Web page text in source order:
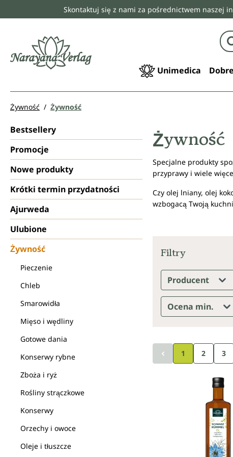
Przejdź do głównej nawigacji
Skontaktuj się z nami za pośrednictwem naszej
Unimedica
Żywność Żywność
Bestsellery
Promocje
Nowe produkty
Krótki termin przydatności
Ajurweda
Ulubione
Żywność
Pieczenie
Chleb
Smarowidła
Mięso i wędliny
Gotowe dania
Konserwy rybne
Zboża i ryż
Rośliny strączkowe
Konserwy
Orzechy i owoce
Oleje i tłuszcze
Żywność
Specjalne produkty
przyprawy i wiele
Czy olej lniany, olej
wzbogacą Twoją
Filtry
Producent
Ocena min.
1 Strona
2 3